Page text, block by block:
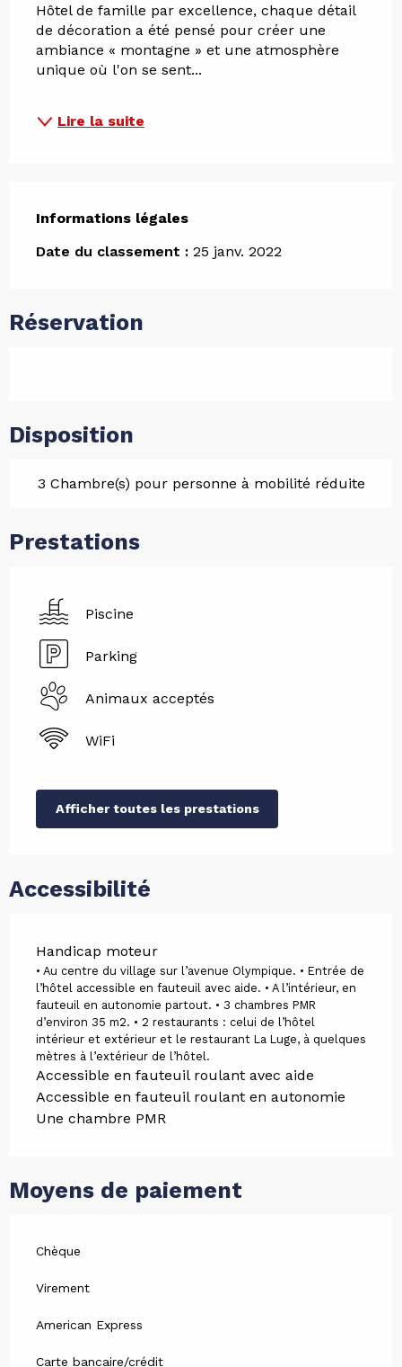
Hôtel de famille par excellence, chaque détail
de décoration a été pensé pour créer une
ambiance « montagne » et une atmosphère
unique où l'on se sent...
Lire la suite
Informations légales
Informations légales
Date du classement : 25 janv. 2022
Réservation
Disposition
3 Chambre(s) pour personne à mobilité réduite
Prestations
Piscine
Parking
Animaux acceptés
WiFi
Afficher toutes les prestations
Accessibilité
Handicap moteur
• Au centre du village sur l’avenue Olympique. • Entrée de
l’hôtel accessible en fauteuil avec aide. • A l’intérieur, en
fauteuil en autonomie partout. • 3 chambres PMR
d’environ 35 m2. • 2 restaurants : celui de l’hôtel
intérieur et extérieur et le restaurant La Luge, à quelques
mètres à l’extérieur de l’hôtel.
Accessible en fauteuil roulant avec aide
Accessible en fauteuil roulant en autonomie
Une chambre PMR
Moyens de paiement
Chèque
Virement
American Express
Carte bancaire/crédit